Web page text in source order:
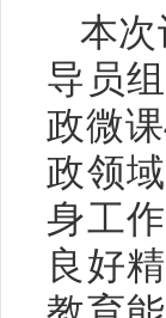
本
导员
政微
政领
身工
良好